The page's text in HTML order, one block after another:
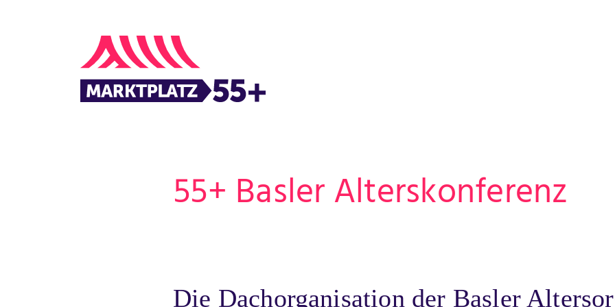
55+ Basler Alterskonferenz
Die Dachorganisation der Basler